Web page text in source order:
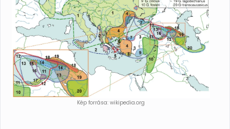
Kép forrása: wikipedia.org